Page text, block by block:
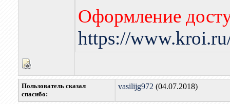
Оформление
https://
Пользователь сказал
cпасибо:
vasilijg972 (04.07.2018)